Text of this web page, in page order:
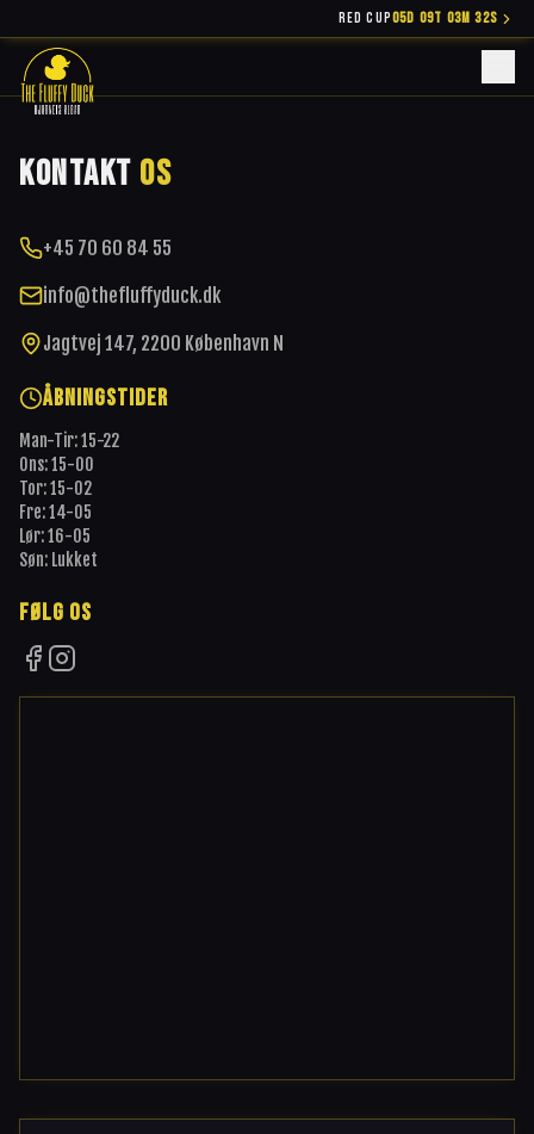
RED CUP05D 09T 03M 32S
KONTAKT OS
+45 70 60 84 55
info@thefluffyduck.dk
Jagtvej 147, 2200 København N
ÅBNINGSTIDER
Man-Tir: 15-22
Ons: 15-00
Tor: 15-02
Fre: 14-05
Lør: 16-05
Søn: Lukket
FØLG OS